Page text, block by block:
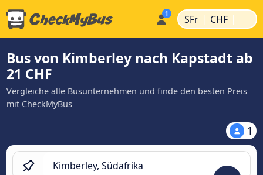
SFr | CHF |
Bus von Kimberley nach Kapstadt ab
21 CHF
Vergleiche alle Busunternehmen und finde den besten Preis
mit CheckMyBus
1